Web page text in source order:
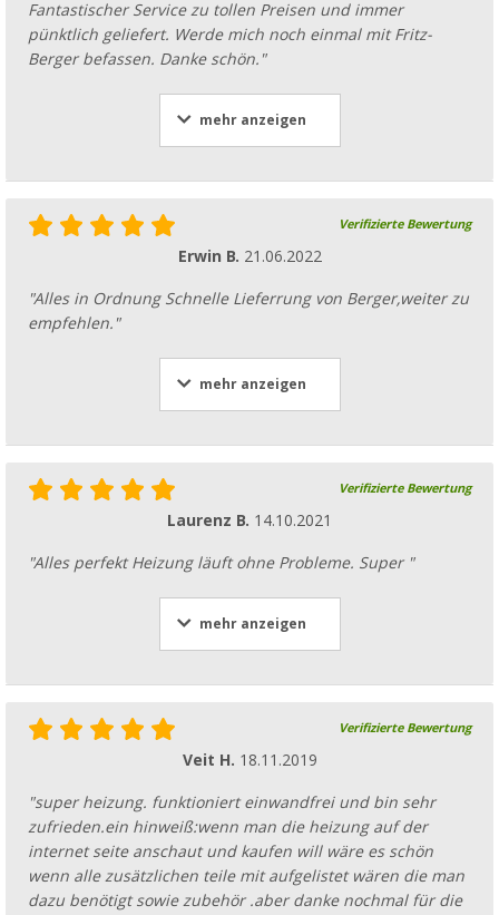
Fantastischer Service zu tollen Preisen und immer
pünktlich geliefert. Werde mich noch einmal mit Fritz-
Berger befassen. Danke schön."
mehr anzeigen
Verifizierte Bewertung
Erwin B. 21.06.2022
"Alles in Ordnung Schnelle Lieferrung von Berger,weiter zu
empfehlen."
mehr anzeigen
Verifizierte Bewertung
Laurenz B. 14.10.2021
"Alles perfekt Heizung läuft ohne Probleme. Super "
mehr anzeigen
Verifizierte Bewertung
Veit H. 18.11.2019
"super heizung. funktioniert einwandfrei und bin sehr
zufrieden.ein hinweiß:wenn man die heizung auf der
internet seite anschaut und kaufen will wäre es schön
wenn alle zusätzlichen teile mit aufgelistet wären die man
dazu benötigt sowie zubehör .aber danke nochmal für die